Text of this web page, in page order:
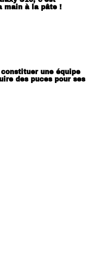
main à la pâte !
une équipe
des puces pour ses